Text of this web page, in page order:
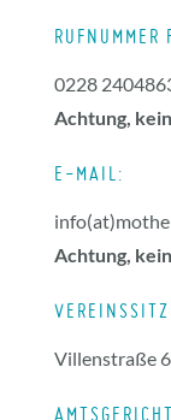
RUFNUMMER
0228
Achtung,
E-MAIL:
Achtung,
Villenstraße